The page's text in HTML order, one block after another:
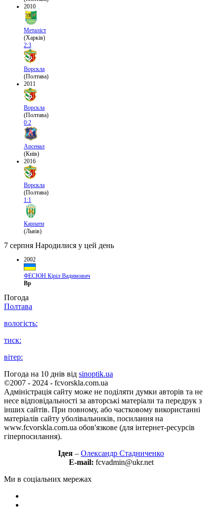
2010
Металіст
(Харків)
2:3
Ворскла
(Полтава)
2011
Ворскла
(Полтава)
0:2
Арсенал
(Київ)
2016
Ворскла
(Полтава)
1:1
Карпати
(Львів)
7 серпня Народилися у цей день
2002
ФЕСЮН Кіріл Вадимович
Вр
Погода
Полтава
вологість:
тиск:
вітер:
Погода на 10 днів від sinoptik.ua
©2007 - 2024 - fcvorskla.com.ua
Адміністрація сайту може не поділяти думки авторів та не
несе відповідальності за авторські матеріали та передрук з
інших сайтів. При повному, або частковому використанні
матеріалів сайту уболівальників, посилання на
www.fcvorskla.com.ua обов'язкове (для інтернет-ресурсів
гіперпосилання).
Ідея – Олександр Стадниченко
E-mail: fcvadmin@ukr.net
Ми в соціальних мережах